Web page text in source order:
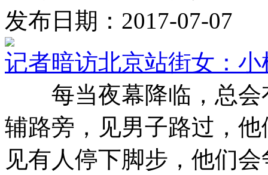
发布日期：2017-07-07
记者暗访北京站街女：小
每当夜幕降临，总会
辅路旁，见男子路过，
见有人停下脚步，他们